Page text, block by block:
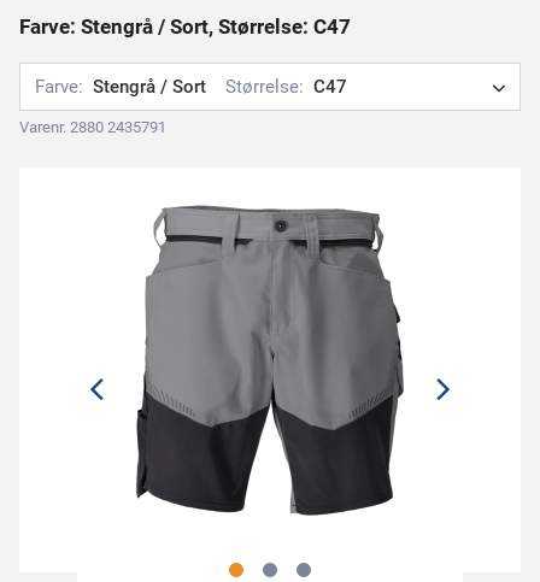
Farve: Stengrå / Sort, Størrelse: C47
Farve: Stengrå / Sort Størrelse: C47
Varenr. 2880 2435791